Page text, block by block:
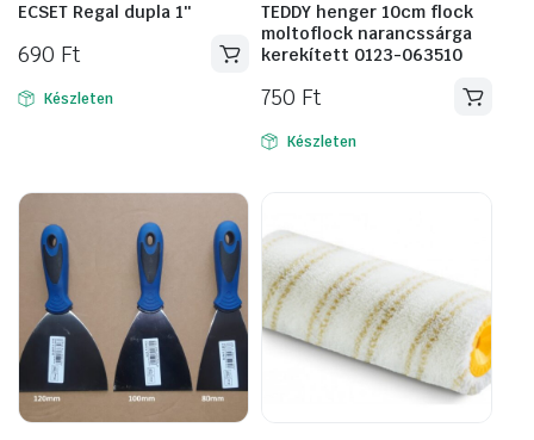
ECSET Regal dupla 1″
690 Ft
Készleten
TEDDY henger 10cm flock
moltoflock narancssárga
kerekített 0123-063510
750 Ft
Készleten